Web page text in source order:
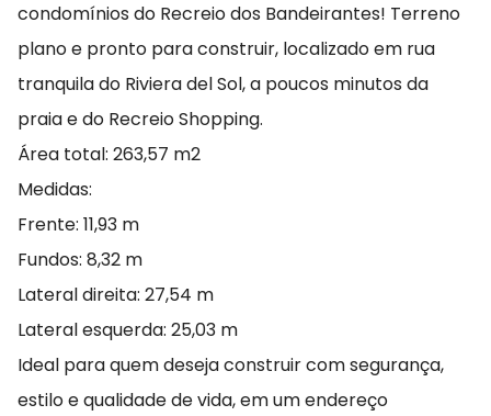
condomínios do Recreio dos Bandeirantes! Terreno
plano e pronto para construir, localizado em rua
tranquila do Riviera del Sol, a poucos minutos da
praia e do Recreio Shopping.
Área total: 263,57 m2
Medidas:
Frente: 11,93 m
Fundos: 8,32 m
Lateral direita: 27,54 m
Lateral esquerda: 25,03 m
Ideal para quem deseja construir com segurança,
estilo e qualidade de vida, em um endereço